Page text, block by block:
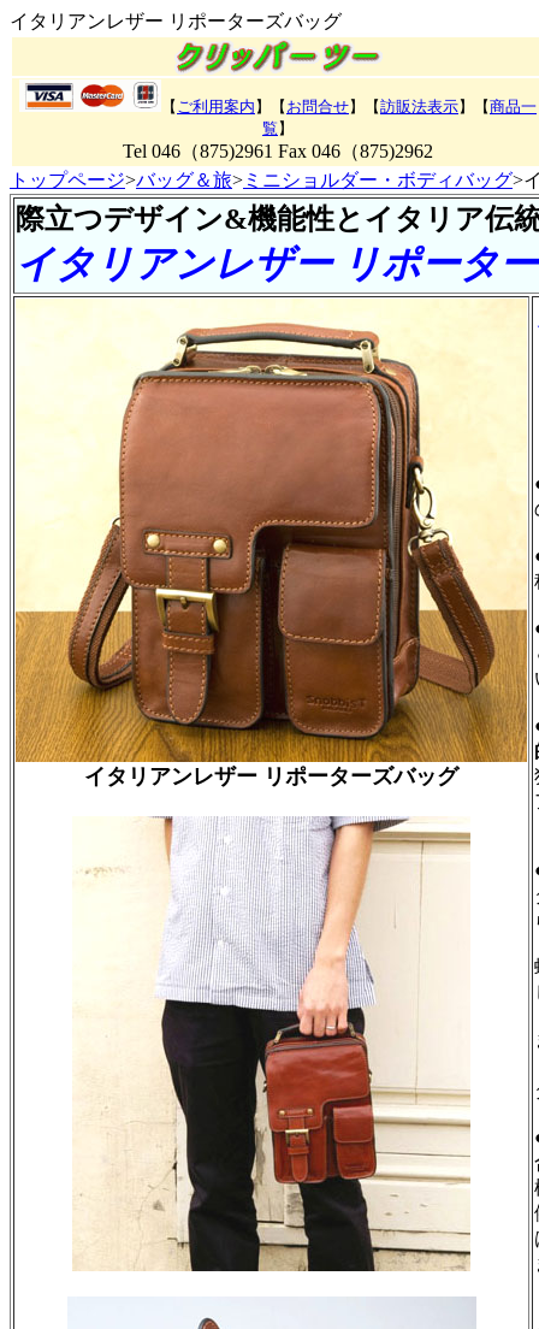
イタリアンレザー リポーターズバッグ
【 ご利用案内 】【 お問合せ】【訪販法表示】【商品一
覧 】
Tel 046（875)2961 Fax 046（875)2962
トップページ>バッグ＆旅> ミニショルダー・ボディバッグ>
際立つデザイン&機能性とイタリア伝
イタリアンレザー リポー
イタリアンレザー リポーターズバッグ